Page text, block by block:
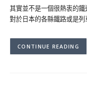
其實並不是一個很熱衷的
對於日本的各縣鐵路或是
CONTINUE READING